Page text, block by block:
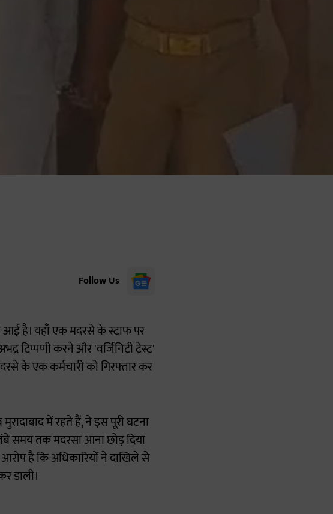
Follow Us
आई है। यहाँ एक मदरसे के स्टाफ पर
टिप्पणी करने और 'वर्जिनिटी टेस्ट'
के एक कर्मचारी को गिरफ्तार कर
में रहते हैं, ने इस पूरी घटना
समय तक मदरसा आना छोड़ दिया
है कि अधिकारियों ने दाखिले से
डाली।